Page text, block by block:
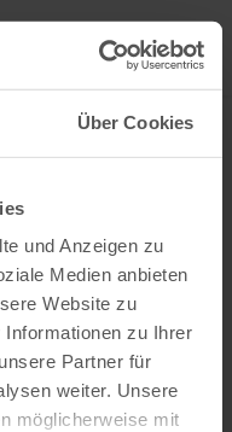
Über Cookies
und Anzeigen zu
Medien anbieten
Website zu
zu Ihrer
Partner für
weiter. Unsere
möglicherweise mit
CARTE INTERACTIVE
ma
Ouvrir le filtre